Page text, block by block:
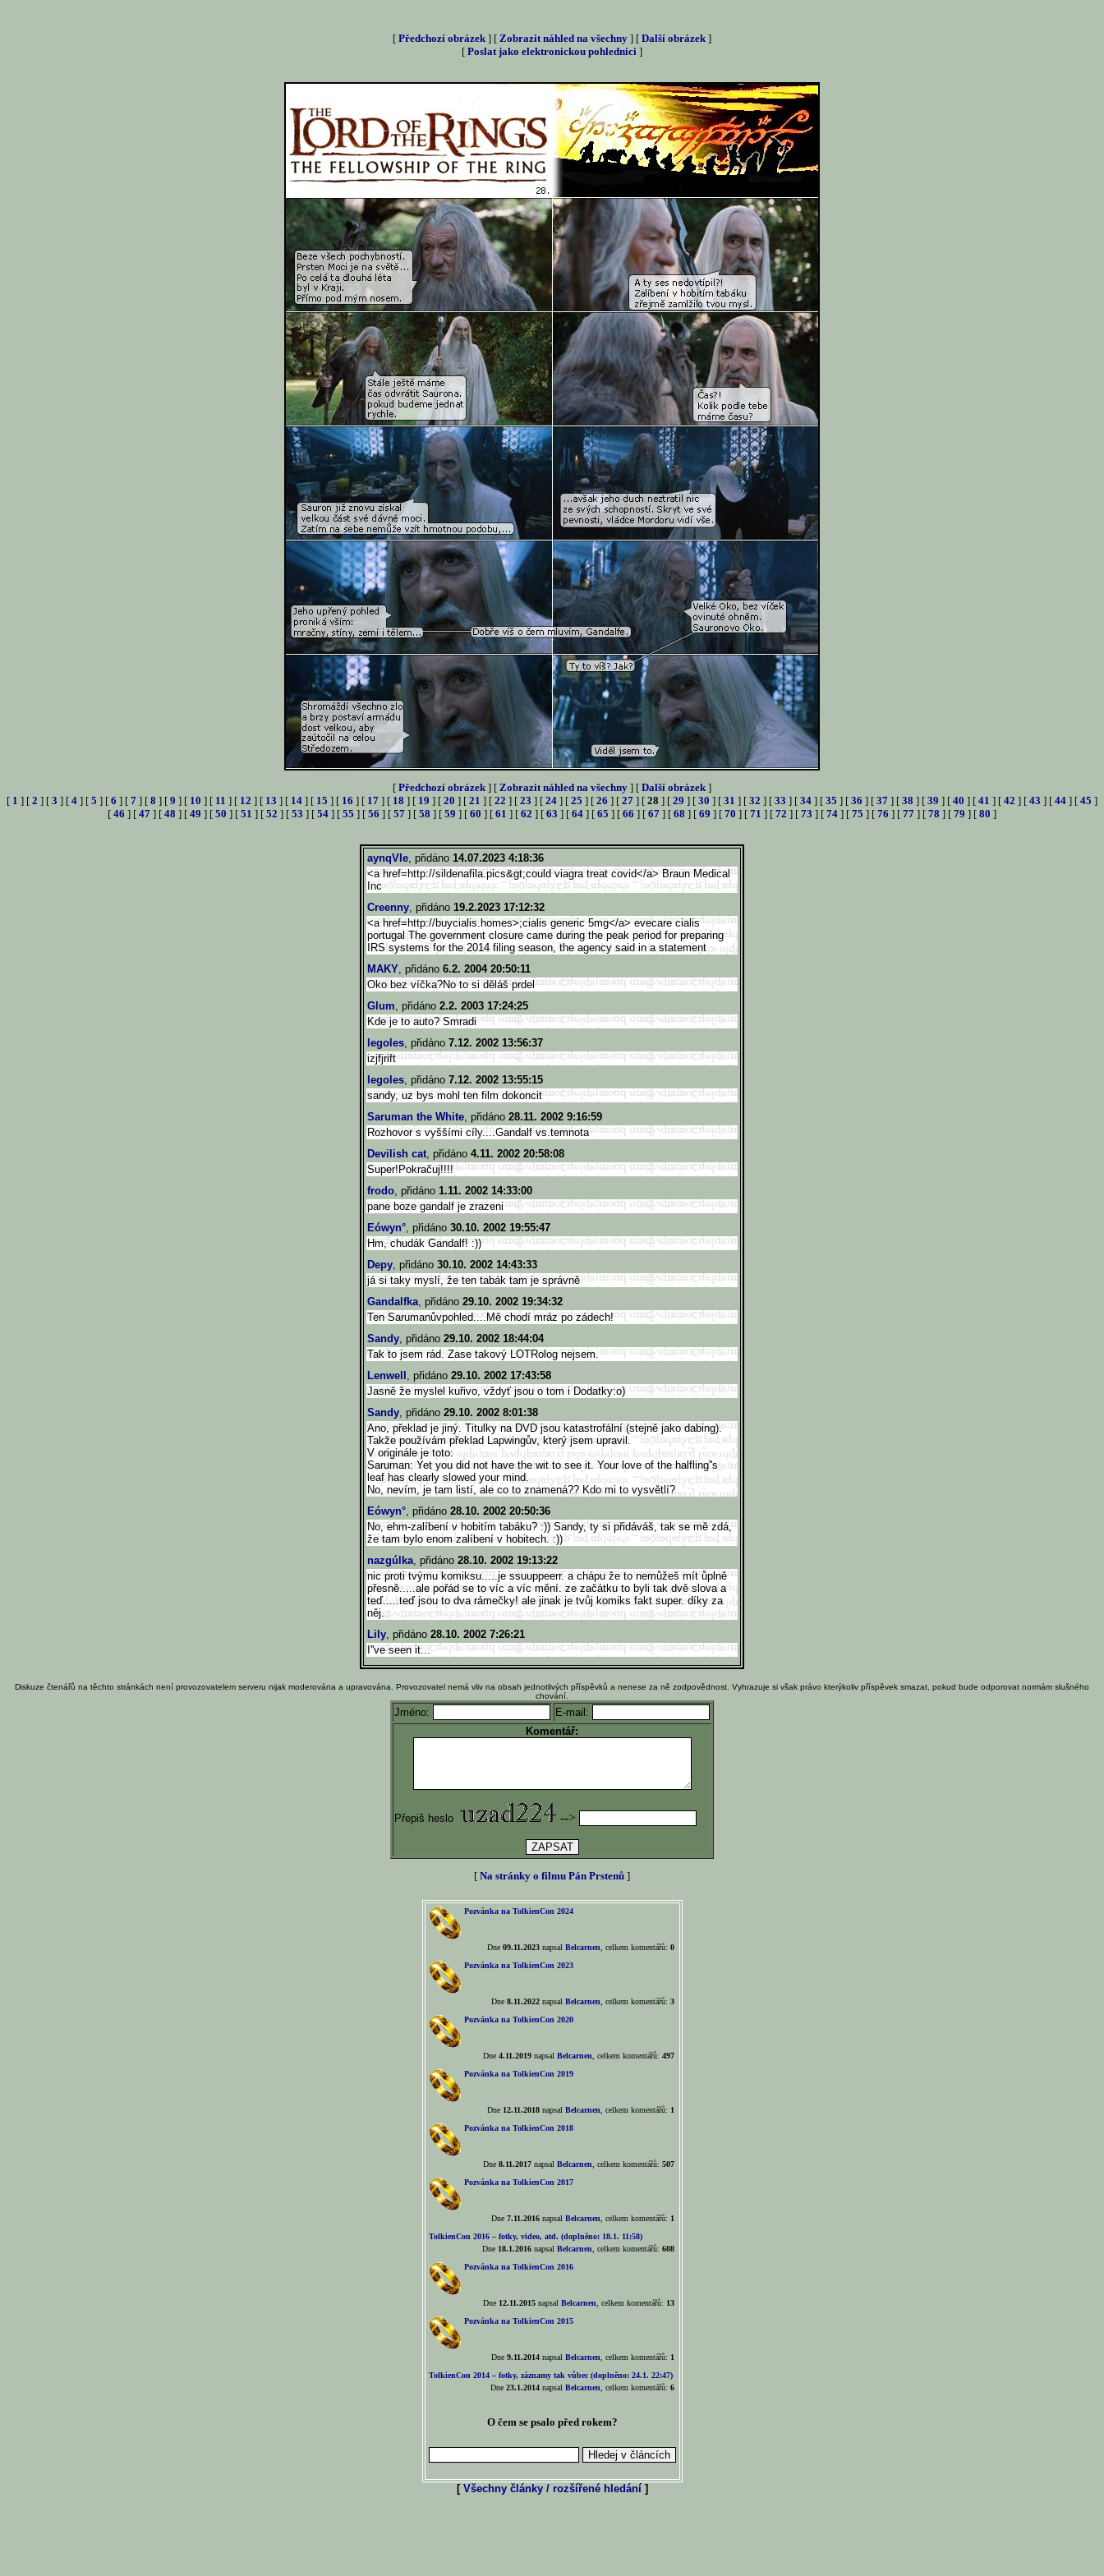
[ Předchozí obrázek ] [ Zobrazit náhled na všechny ] [ Další obrázek ]
[ Poslat jako elektronickou pohlednici ]
[ Předchozí obrázek ] [ Zobrazit náhled na všechny ] [ Další obrázek ]
[ 1 ] [ 2 ] [ 3 ] [ 4 ] [ 5 ] [ 6 ] [ 7 ] [ 8 ] [ 9 ] [ 10 ] [ 11 ] [ 12 ] [ 13 ] [ 14 ] [ 15 ] [ 16 ] [ 17 ] [ 18 ] [ 19 ] [ 20 ] [ 21 ] [ 22 ] [ 23 ] [ 24 ] [ 25 ] [ 26 ] [ 27 ] [ 28 ] [ 29 ] [ 30 ] [ 31 ] [ 32 ] [ 33 ] [ 34 ] [ 35 ] [ 36 ] [ 37 ] [ 38 ] [ 39 ] [ 40 ] [ 41 ] [ 42 ] [ 43 ] [ 44 ] [ 45 ]
[ 46 ] [ 47 ] [ 48 ] [ 49 ] [ 50 ] [ 51 ] [ 52 ] [ 53 ] [ 54 ] [ 55 ] [ 56 ] [ 57 ] [ 58 ] [ 59 ] [ 60 ] [ 61 ] [ 62 ] [ 63 ] [ 64 ] [ 65 ] [ 66 ] [ 67 ] [ 68 ] [ 69 ] [ 70 ] [ 71 ] [ 72 ] [ 73 ] [ 74 ] [ 75 ] [ 76 ] [ 77 ] [ 78 ] [ 79 ] [ 80 ]
aynqVIe, přidáno 14.07.2023 4:18:36
<a href=http://sildenafila.pics&gt;could viagra treat covid</a> Braun Medical
Inc
Creenny, přidáno 19.2.2023 17:12:32
<a href=http://buycialis.homes>;cialis generic 5mg</a> evecare cialis
portugal The government closure came during the peak period for preparing
IRS systems for the 2014 filing season, the agency said in a statement
MAKY, přidáno 6.2. 2004 20:50:11
Oko bez víčka?No to si děláš prdel
Glum, přidáno 2.2. 2003 17:24:25
Kde je to auto? Smradi
legoles, přidáno 7.12. 2002 13:56:37
izjfjrift
legoles, přidáno 7.12. 2002 13:55:15
sandy, uz bys mohl ten film dokoncit
Saruman the White, přidáno 28.11. 2002 9:16:59
Rozhovor s vyššími cíly....Gandalf vs.temnota
Devilish cat, přidáno 4.11. 2002 20:58:08
Super!Pokračuj!!!!
frodo, přidáno 1.11. 2002 14:33:00
pane boze gandalf je zrazeni
Eówyn°, přidáno 30.10. 2002 19:55:47
Hm, chudák Gandalf! :))
Depy, přidáno 30.10. 2002 14:43:33
já si taky myslí, že ten tabák tam je správně
Gandalfka, přidáno 29.10. 2002 19:34:32
Ten Sarumanůvpohled....Mě chodí mráz po zádech!
Sandy, přidáno 29.10. 2002 18:44:04
Tak to jsem rád. Zase takový LOTRolog nejsem.
Lenwell , přidáno 29.10. 2002 17:43:58
Jasně že myslel kuřivo, vždyť jsou o tom i Dodatky:o)
Sandy, přidáno 29.10. 2002 8:01:38
Ano, překlad je jiný. Titulky na DVD jsou katastrofální (stejně jako dabing).
Takže používám překlad Lapwingův, který jsem upravil.
V originále je toto:
Saruman: Yet you did not have the wit to see it. Your love of the halfling''s
leaf has clearly slowed your mind.
No, nevím, je tam listí, ale co to znamená?? Kdo mi to vysvětlí?
Eówyn°, přidáno 28.10. 2002 20:50:36
No, ehm-zalíbení v hobitím tabáku? :)) Sandy, ty si přidáváš, tak se mě zdá,
že tam bylo enom zalíbení v hobitech. :))
nazgúlka, přidáno 28.10. 2002 19:13:22
nic proti tvýmu komiksu.....je ssuuppeerr. a chápu že to nemůžeš mít ůplně
přesně.....ale pořád se to víc a víc mění. ze začátku to byli tak dvě slova a
teď.....teď jsou to dva rámečky! ale jinak je tvůj komiks fakt super. díky za
něj.
Lily, přidáno 28.10. 2002 7:26:21
I''ve seen it...
Diskuze čtenářů na těchto stránkách není provozovatelem serveru nijak moderována a upravována. Provozovatel nemá vliv na obsah jednotlivých příspěvků a nenese za ně zodpovědnost. Vyhrazuje si však právo kterýkoliv příspěvek smazat, pokud bude odporovat normám slušného
chování.
Jméno:
E-mail:
Komentář:
Přepiš heslo -->
[ Na stránky o filmu Pán Prstenů ]
Pozvánka na TolkienCon 2024
Dne 09.11.2023napsal Belcarnen , celkem komentářů: 0
Pozvánka na TolkienCon 2023
Dne 8.11.2022napsal Belcarnen , celkem komentářů: 3
Pozvánka na TolkienCon 2020
Dne 4.11.2019napsal Belcarnen , celkem komentářů: 497
Pozvánka na TolkienCon 2019
Dne 12.11.2018napsal Belcarnen , celkem komentářů: 1
Pozvánka na TolkienCon 2018
Dne 8.11.2017napsal Belcarnen , celkem komentářů: 507
Pozvánka na TolkienCon 2017
Dne 7.11.2016napsal Belcarnen , celkem komentářů: 1
TolkienCon 2016 – fotky, video, atd. (doplněno: 18.1. 11:58)
Dne 18.1.2016napsal Belcarnen , celkem komentářů: 608
Pozvánka na TolkienCon 2016
Dne 12.11.2015napsal Belcarnen , celkem komentářů: 13
Pozvánka na TolkienCon 2015
Dne 9.11.2014napsal Belcarnen , celkem komentářů: 1
TolkienCon 2014 – fotky, záznamy tak vůbec (doplněno: 24.1. 22:47)
Dne 23.1.2014napsal Belcarnen , celkem komentářů: 6
O čem se psalo před rokem?
[ Všechny články / rozšířené hledání]